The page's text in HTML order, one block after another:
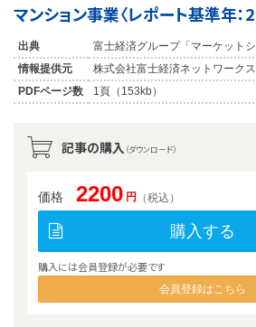
マンション事業〈レポート基準年：
出典
富士経済グループ「マーケットシ
情報提供元
株式会社富士経済ネットワークス
PDFページ数
1頁（153kb）
記事の購入 （ダウンロード）
価格 2200 円 （税込）
購入する
購入には会員登録が必要です
会員登録はこちら